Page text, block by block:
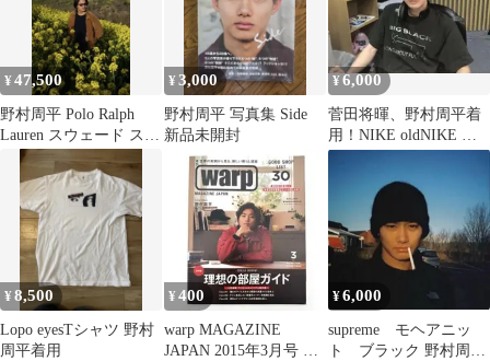
¥47,500
野村周平 Polo Ralph
Lauren スウェード スウ
ィングトップ G9
¥3,000
野村周平 写真集 Side
新品未開封
¥6,000
菅田将暉、野村周平着
用！NIKE oldNIKE ビ
ーニー ブラック
¥8,500
Lopo eyesTシャツ 野村
周平着用
¥400
warp MAGAZINE
JAPAN 2015年3月号 野
¥6,000
supreme モヘアニッ
ト ブラック 野村周平